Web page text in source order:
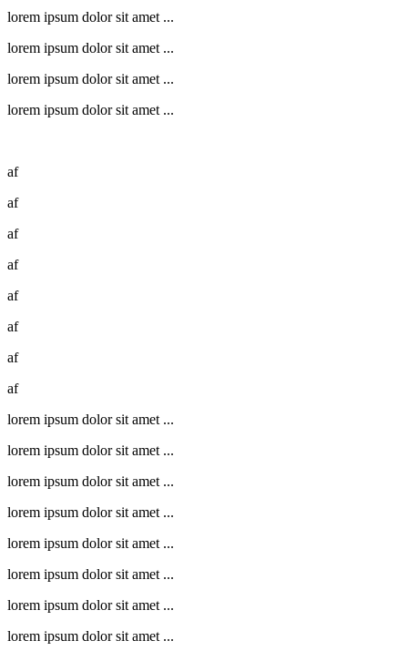
lorem ipsum dolor sit amet ...
lorem ipsum dolor sit amet ...
lorem ipsum dolor sit amet ...
lorem ipsum dolor sit amet ...
af
af
af
af
af
af
af
af
lorem ipsum dolor sit amet ...
lorem ipsum dolor sit amet ...
lorem ipsum dolor sit amet ...
lorem ipsum dolor sit amet ...
lorem ipsum dolor sit amet ...
lorem ipsum dolor sit amet ...
lorem ipsum dolor sit amet ...
lorem ipsum dolor sit amet ...